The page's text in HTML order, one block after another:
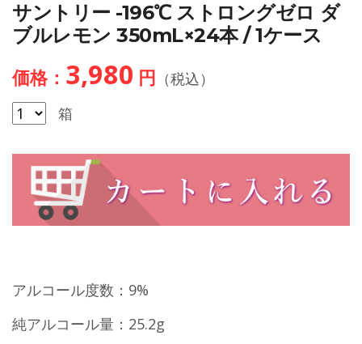
サントリー -196℃ ストロングゼロ ダ
ブルレモン 350mL×24本 / 1ケース
価格： 3,980 円 （税込）
箱
アルコール度数：9%
純アルコール量：25.2g